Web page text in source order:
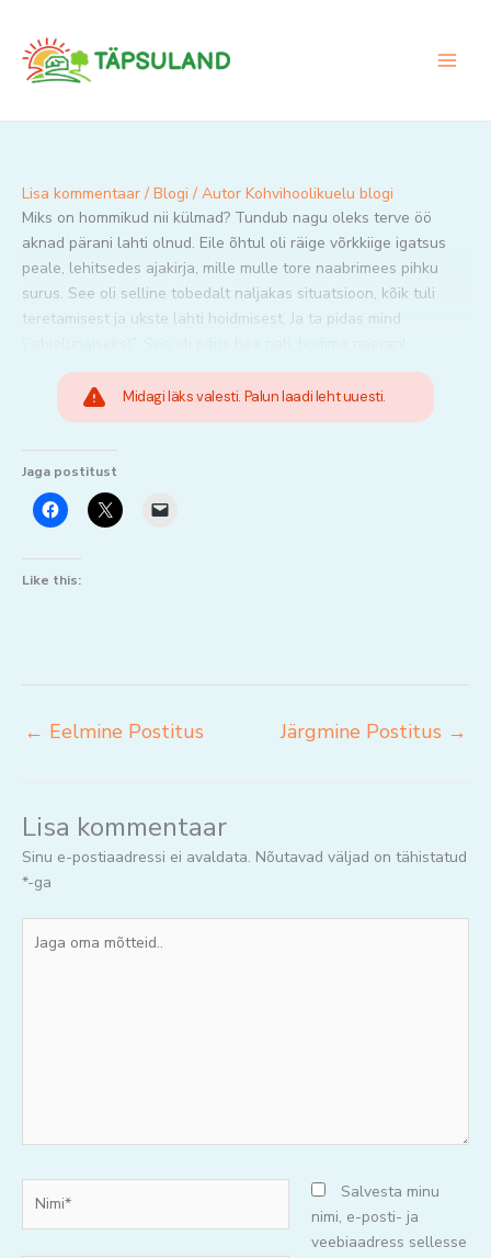
content
Lisa kommentaar / Blogi / Autor Kohvihoolikuelu blogi
Miks on hommikud nii külmad? Tundub nagu oleks terve öö
aknad pärani lahti olnud. Eile õhtul oli räige võrkkiige igatsus
peale, lehitsedes ajakirja, mille mulle tore naabrimees pihku
surus. See oli selline tobedalt naljakas situatsioon, kõik tuli
teretamisest ja ukste lahti hoidmisest. Ja ta pidas mind
Midagi läks valesti. Palun laadi leht uuesti.
Jaga postitust
Like this:
← Eelmine Postitus Järgmine Postitus →
Lisa kommentaar
Sinu e-postiaadressi ei avaldata. Nõutavad väljad on tähistatud
*-ga
oma
Salvesta minu
nimi, e-posti- ja
veebiaadress sellesse